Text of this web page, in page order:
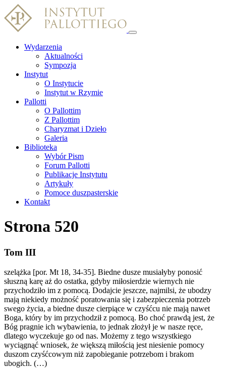
Wydarzenia
Aktualności
Sympozja
Instytut
O Instytucie
Instytut w Rzymie
Pallotti
O Pallottim
Z Pallottim
Charyzmat i Dzieło
Galeria
Biblioteka
Wybór Pism
Forum Pallotti
Publikacje Instytutu
Artykuły
Pomoce duszpasterskie
Kontakt
Strona 520
Tom III
szelążka [por. Mt 18, 34-35]. Biedne dusze musiałyby ponosić
słuszną karę aż do ostatka, gdyby miłosierdzie wiernych nie
przychodziło im z pomocą. Dodajcie jeszcze, najmilsi, że ubodzy
mają niekiedy możność poratowania się i zabezpieczenia potrzeb
swego życia, a biedne dusze cierpiące w czyśćcu nie mają nawet
Boga, który by im przychodził z pomocą. Bo choć prawdą jest, że
Bóg pragnie ich wybawienia, to jednak złożył je w nasze ręce,
dlatego wyczekuje go od nas. Możemy z tego wszystkiego
wyciągnąć wniosek, że większą miłością jest niesienie pomocy
duszom czyśćcowym niż zapobieganie potrzebom i brakom
ubogich. (…)